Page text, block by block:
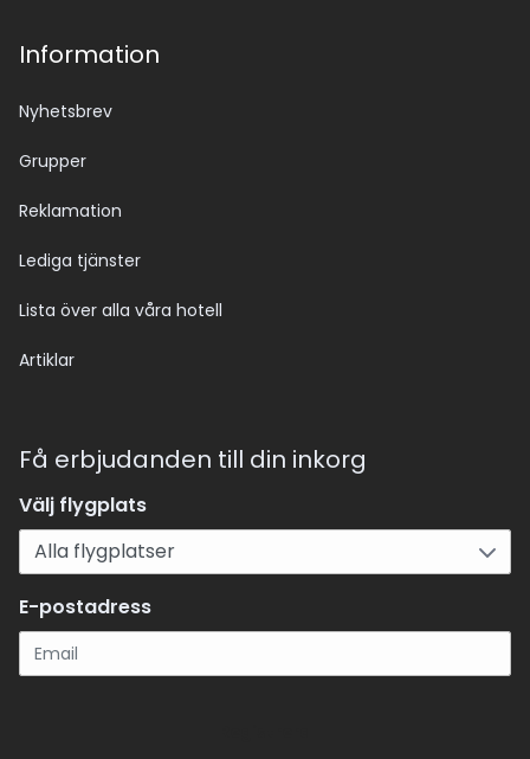
Information
Nyhetsbrev
Grupper
Reklamation
Lediga tjänster
Lista över alla våra hotell
Artiklar
Få erbjudanden till din inkorg
Välj flygplats
E-postadress